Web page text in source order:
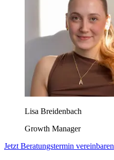
Lisa Breidenbach
Growth Manager
Jetzt Beratungstermin vereinbaren